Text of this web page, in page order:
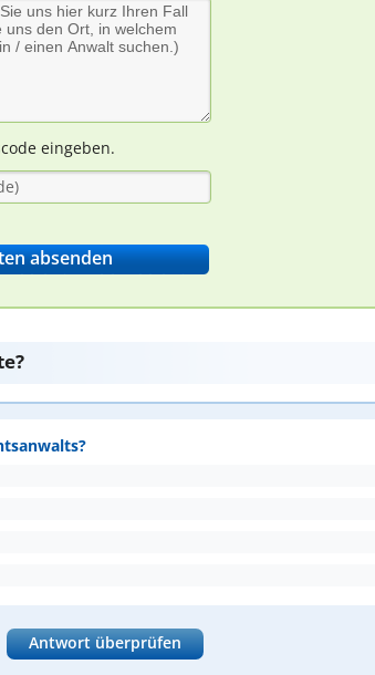
eingeben.
Antwort überprüfen